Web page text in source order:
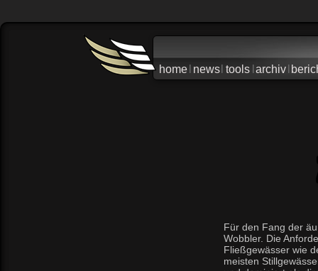
home tools
news archiv
Für den Fang der
Wobbler. Die
Fließgewässer wie
meisten